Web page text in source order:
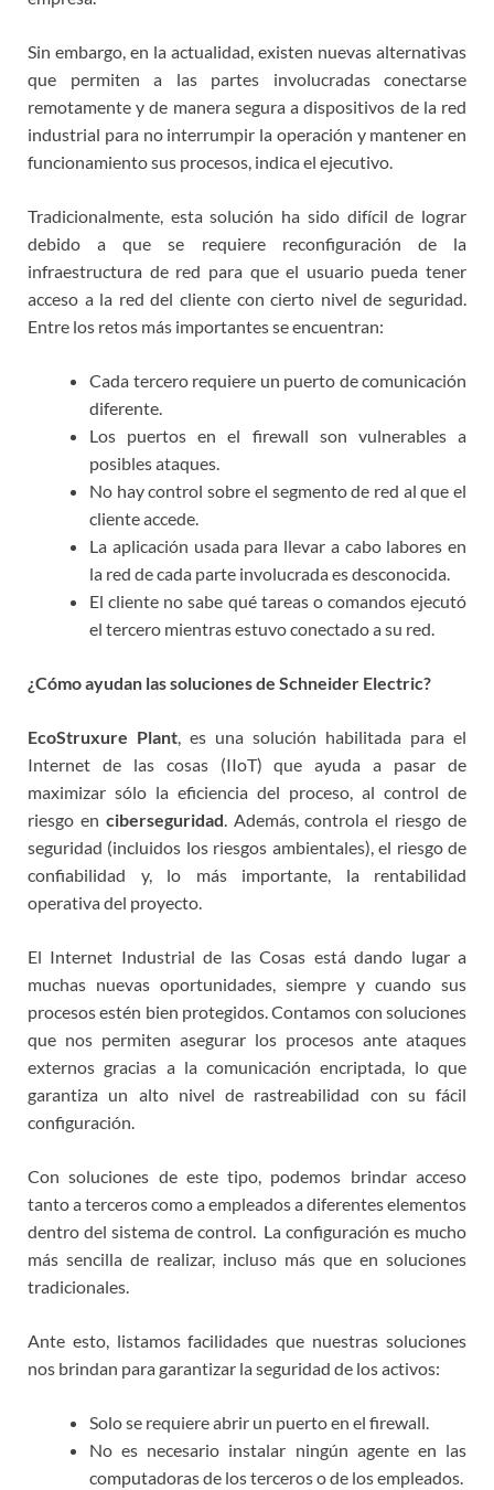
Sin embargo, en la actualidad, existen nuevas alternativas
que permiten a las partes involucradas conectarse
remotamente y de manera segura a dispositivos de la red
industrial para no interrumpir la operación y mantener en
funcionamiento sus procesos, indica el ejecutivo.
Tradicionalmente, esta solución ha sido difícil de lograr
debido a que se requiere reconfiguración de la
infraestructura de red para que el usuario pueda tener
acceso a la red del cliente con cierto nivel de seguridad.
Entre los retos más importantes se encuentran:
Cada tercero requiere un puerto de comunicación
diferente.
Los puertos en el firewall son vulnerables a
posibles ataques.
No hay control sobre el segmento de red al que el
cliente accede.
La aplicación usada para llevar a cabo labores en
la red de cada parte involucrada es desconocida.
El cliente no sabe qué tareas o comandos ejecutó
el tercero mientras estuvo conectado a su red.
¿Cómo ayudan las soluciones de Schneider Electric?
EcoStruxure Plant, es una solución habilitada para el
Internet de las cosas (IIoT) que ayuda a pasar de
maximizar sólo la eficiencia del proceso, al control de
riesgo en ciberseguridad. Además, controla el riesgo de
seguridad (incluidos los riesgos ambientales), el riesgo de
confiabilidad y, lo más importante, la rentabilidad
operativa del proyecto.
El Internet Industrial de las Cosas está dando lugar a
muchas nuevas oportunidades, siempre y cuando sus
procesos estén bien protegidos. Contamos con soluciones
que nos permiten asegurar los procesos ante ataques
externos gracias a la comunicación encriptada, lo que
garantiza un alto nivel de rastreabilidad con su fácil
configuración.
Con soluciones de este tipo, podemos brindar acceso
tanto a terceros como a empleados a diferentes elementos
dentro del sistema de control. La configuración es mucho
más sencilla de realizar, incluso más que en soluciones
tradicionales.
Ante esto, listamos facilidades que nuestras soluciones
nos brindan para garantizar la seguridad de los activos:
Solo se requiere abrir un puerto en el firewall.
No es necesario instalar ningún agente en las
computadoras de los terceros o de los empleados.